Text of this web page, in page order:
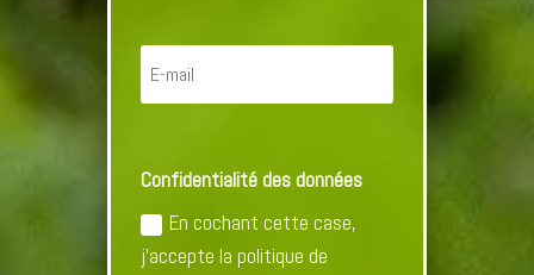
Confidentialité des données
En cochant cette case,
j'accepte la politique de